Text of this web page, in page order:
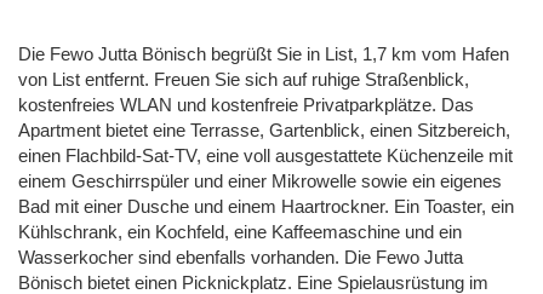
Die Fewo Jutta Bönisch begrüßt Sie in List, 1,7 km vom Hafen
von List entfernt. Freuen Sie sich auf ruhige Straßenblick,
kostenfreies WLAN und kostenfreie Privatparkplätze. Das
Apartment bietet eine Terrasse, Gartenblick, einen Sitzbereich,
einen Flachbild-Sat-TV, eine voll ausgestattete Küchenzeile mit
einem Geschirrspüler und einer Mikrowelle sowie ein eigenes
Bad mit einer Dusche und einem Haartrockner. Ein Toaster, ein
Kühlschrank, ein Kochfeld, eine Kaffeemaschine und ein
Wasserkocher sind ebenfalls vorhanden. Die Fewo Jutta
Bönisch bietet einen Picknickplatz. Eine Spielausrüstung im